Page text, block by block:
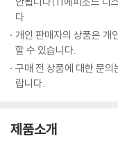
다
개인 판매자의 상품은 개
할 수 있습니다.
구매 전 상품에 대한 문의
랍니다.
제품소개